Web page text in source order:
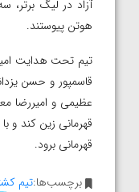
آزاد در لیگ برتر،
هوتن پیوستند.
تیم تحت هدایت
قاسمپور و حسن
عظیمی و امیررضا
قهرمانی زین کند و
قهرمانی برود.
برچسب‌ها:تیم